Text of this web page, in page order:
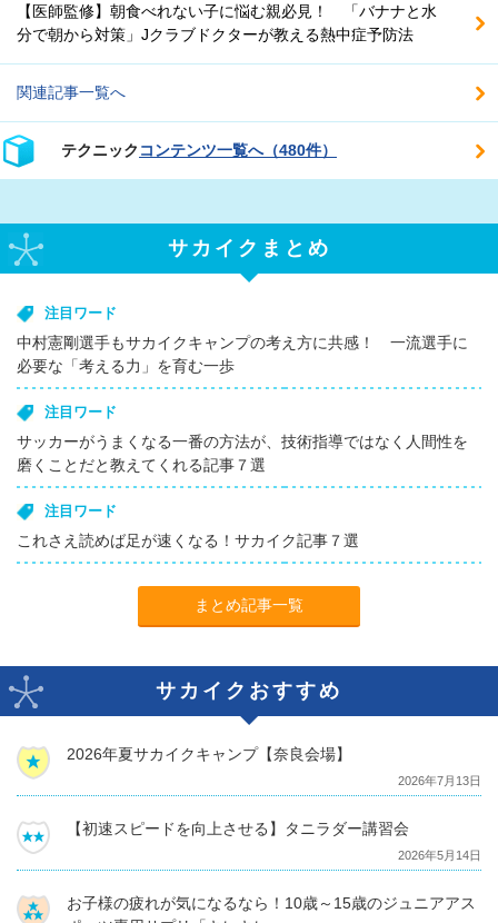
【医師監修】朝食べれない子に悩む親必見！ 「バナナと水
分で朝から対策」Jクラブドクターが教える熱中症予防法
関連記事一覧へ
テクニック コンテンツ一覧へ（480件）
サカイクまとめ
注目ワード
中村憲剛選手もサカイクキャンプの考え方に共感！ 一流選手に
必要な「考える力」を育む一歩
注目ワード
サッカーがうまくなる一番の方法が、技術指導ではなく人間性を
磨くことだと教えてくれる記事７選
注目ワード
これさえ読めば足が速くなる！サカイク記事７選
まとめ記事一覧
サカイクおすすめ
2026年夏サカイクキャンプ【奈良会場】
2026年7月13日
【初速スピードを向上させる】タニラダー講習会
2026年5月14日
お子様の疲れが気になるなら！10歳～15歳のジュニアアス